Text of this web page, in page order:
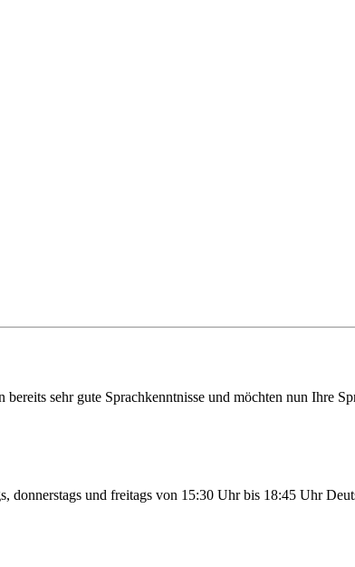
sehr gute Sprachkenntnisse und möchten nun Ihre
und freitags von 15:30 Uhr bis 18:45 Uhr